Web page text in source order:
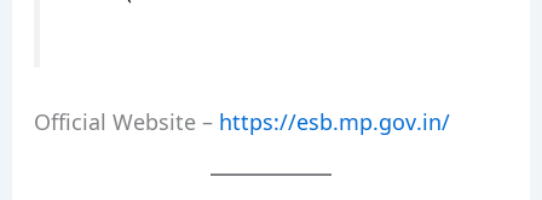
Official Website – https://esb.mp.gov.in/